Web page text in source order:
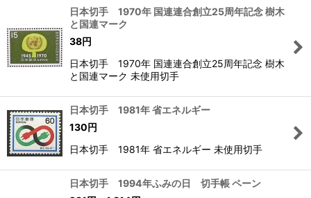
日本切手 1970年 国連連合創立25周年記念 樹木
と国連マーク
38円
日本切手 1970年 国連連合創立25周年記念 樹木
と国連マーク 未使用切手
日本切手 1981年 省エネルギー
130円
日本切手 1981年 省エネルギー 未使用切手
日本切手 1994年ふみの日 切手帳 ペーン